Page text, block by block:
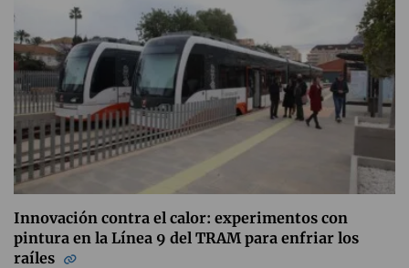
Innovación contra el calor: experimentos con
pintura en la Línea 9 del TRAM para enfriar los
raíles